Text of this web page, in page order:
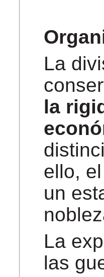
La
la
ello,
un
La
las